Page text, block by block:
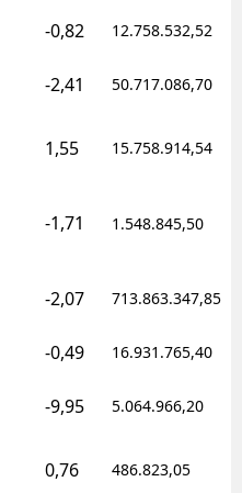
-0,82 12.758.532,52
-2,41 50.717.086,70
1,55 15.758.914,54
-1,71 1.548.845,50
-2,07 713.863.347,85
-0,49 16.931.765,40
-9,95 5.064.966,20
0,76 486.823,05